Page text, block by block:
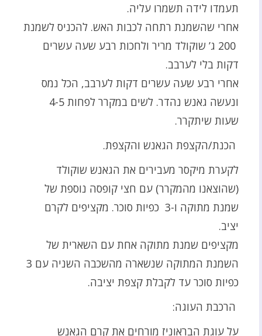
תעמדו לידה תשמרו עליה.
אחרי שהשמנת רתחה לכבות האש. להכניס לשמנת
200 ג’ שוקולד מריר ולחכות רבע שעה עשרים
דקות בלי לערבב.
אחרי רבע שעה עשרים דקות לערבב, הכל נמס
ונעשה גאנש נהדר. לשים במקרר לפחות 4-5
שעות שיתקרר.
הכנת/הקצפת הגאנש והקצפת.
לקערת מיקסר מעבירים את הגאנש שוקולד
(שהוצאנו מהמקרר) עם חצי קופסה נוספת של
שמנת מתוקה ו-3 כפיות סוכר. מקציפים לקרם
יציב.
מקציפים שמנת מתוקה אחת עם השארית של
השמנת המתוקה שנשארה מהשכבה השניה עם 3
כפיות סוכר עד לקבלת קצפת יציבה.
הרכבת העוגה:
על עוגת הבראוניז מורחים את קרם הגאנש